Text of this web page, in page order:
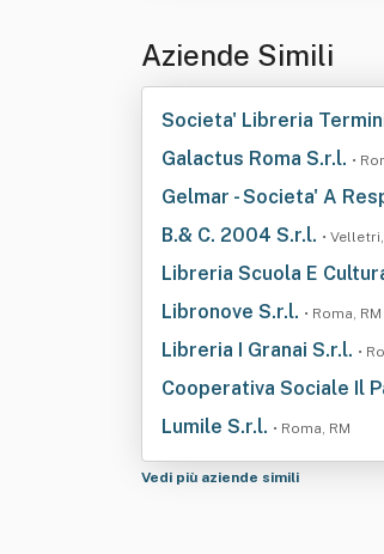
Aziende Simili
Societa' Libreria
Galactus Roma S.r.l. •
Gelmar - Societa' A
B.& C. 2004 S.r.l. •
Libreria Scuola E
Libronove S.r.l. • Roma, RM
Libreria I Granai S.r.l. •
Cooperativa Sociale Il
Lumile S.r.l. • Roma, RM
Vedi più aziende simili